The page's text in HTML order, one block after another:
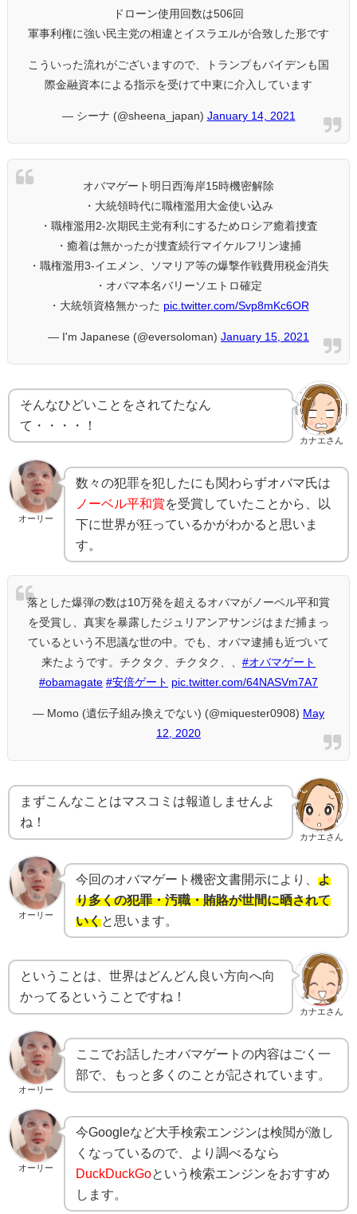
ドローン使用回数は506回
軍事利権に強い民主党の相違とイスラエルが合致した形です
こういった流れがございますので、トランプもバイデンも国
際金融資本による指示を受けて中東に介入しています
— シーナ (@sheena_japan) January 14, 2021
オバマゲート明日西海岸15時機密解除
・大統領時代に職権濫用大金使い込み
・職権濫用2-次期民主党有利にするためロシア癒着捜査
・癒着は無かったが捜査続行マイケルフリン逮捕
・職権濫用3-イエメン、ソマリア等の爆撃作戦費用税金消失
・オバマ本名バリーソエトロ確定
・大統領資格無かった pic.twitter.com/Svp8mKc6OR
— I'm Japanese (@eversoloman) January 15, 2021
カナエさん
そんなひどいことをされてたなん
て・・・・！
オーリー
数々の犯罪を犯したにも関わらずオバマ氏は
ノーベル平和賞を受賞していたことから、以
下に世界が狂っているかがわかると思いま
す。
落とした爆弾の数は10万発を超えるオバマがノーベル平和賞
を受賞し、真実を暴露したジュリアンアサンジはまだ捕まっ
ているという不思議な世の中。でも、オバマ逮捕も近づいて
来たようです。チクタク、チクタク、、 #オバマゲート
#obamagate #安倍ゲート pic.twitter.com/64NASVm7A7
— Momo (遺伝子組み換えでない) (@miquester0908) May
12, 2020
カナエさん
まずこんなことはマスコミは報道しませんよ
ね！
オーリー
今回のオバマゲート機密文書開示により、 よ
り多くの犯罪・汚職・賄賂が世間に晒されて
いくと思います。
カナエさん
ということは、世界はどんどん良い方向へ向
かってるということですね！
オーリー
ここでお話したオバマゲートの内容はごく一
部で、もっと多くのことが記されています。
オーリー
今Googleなど大手検索エンジンは検閲が激し
くなっているので、より調べるなら
DuckDuckGoという検索エンジンをおすすめ
します。